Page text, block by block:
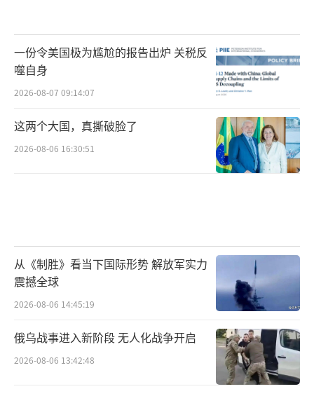
一份令美国极为尴尬的报告出炉 关税反
噬自身
2026-08-07 09:14:07
这两个大国，真撕破脸了
2026-08-06 16:30:51
从《制胜》看当下国际形势 解放军实力
震撼全球
2026-08-06 14:45:19
俄乌战事进入新阶段 无人化战争开启
2026-08-06 13:42:48